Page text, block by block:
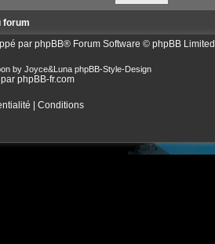
forum
par phpBB® Forum Software © phpBB Limited
by Joyce&Luna phpBB-Style-Design
phpBB-fr.com
Conditions